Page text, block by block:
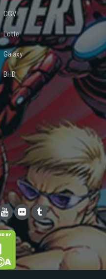
CGV
Lotte
Galaxy
BHD